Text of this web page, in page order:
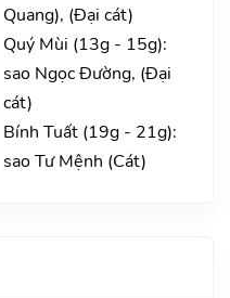
Quang), (Đại cát)
Quý Mùi (13g - 15g):
sao Ngọc Đường, (Đại
cát)
Bính Tuất (19g - 21g):
sao Tư Mệnh (Cát)